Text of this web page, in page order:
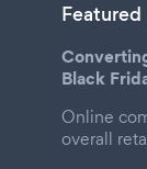
Black
Online
overall